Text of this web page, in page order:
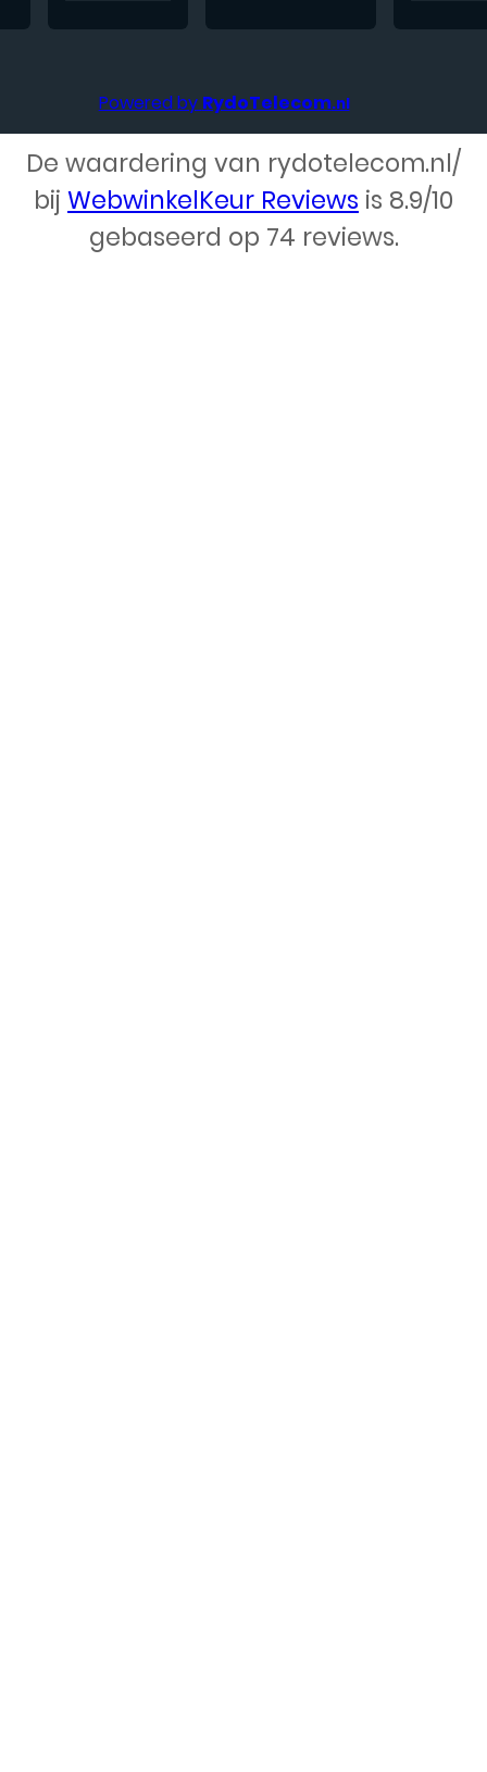
Webdesign – Rydo Telecom
Powered by RydoTelecom.nl
De waardering van rydotelecom.nl/
bij WebwinkelKeur Reviews is 8.9/10
gebaseerd op 74 reviews.